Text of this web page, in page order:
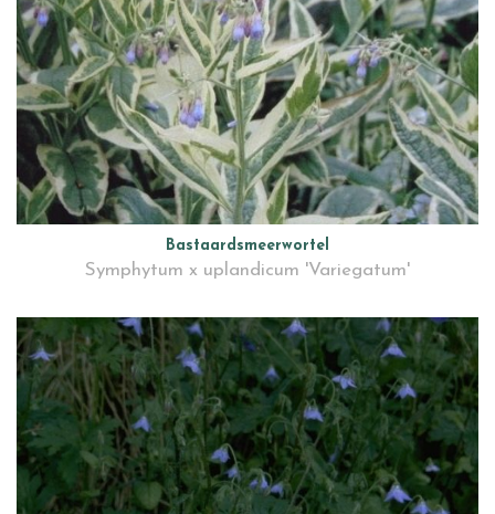
Bastaardsmeerwortel
Symphytum x uplandicum 'Variegatum'